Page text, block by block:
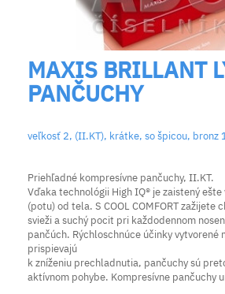
MAXIS BRILLANT
PANČUCHY
veľkosť 2, (II.KT), krátke, so špicou, bronz
Priehľadné kompresívne pančuchy, II.KT.
Vďaka technológii High IQ® je zaistený
(potu) od tela. S COOL COMFORT zažijete
svieži a suchý pocit pri každodennom
pančúch. Rýchloschnúce účinky
prispievajú
k zníženiu prechladnutia, pančuchy sú
aktívnom pohybe. Kompresívne pančuchy